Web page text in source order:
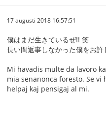
17 augusti 2018 16:57:51
僕はまだ生きているぜ!! 笑
長い間返事しなかった僕をお許
Mi havadis multe da lavoro
mia senanonca foresto. Se
helpaj kaj pensigaj al mi.